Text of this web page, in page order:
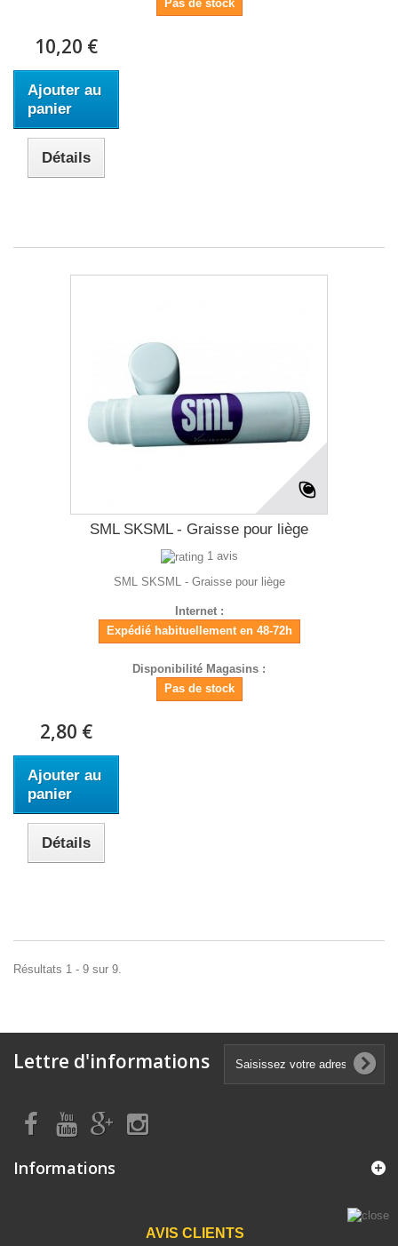
Pas de stock
10,20 €
Ajouter au
panier
Détails
SML SKSML - Graisse pour liège
1 avis
SML SKSML - Graisse pour liège
Internet :
Expédié habituellement en 48-72h
Disponibilité Magasins :
Pas de stock
2,80 €
Ajouter au
panier
Détails
Résultats 1 - 9 sur 9.
Lettre d'informations
Informations
AVIS CLIENTS